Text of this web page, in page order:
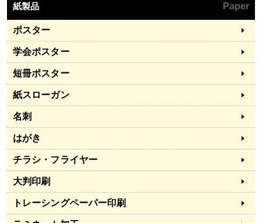
紙製品 Paper
ポスター
学会ポスター
短冊ポスター
紙スローガン
名刺
はがき
チラシ・フライヤー
大判印刷
トレーシングペーパー印刷